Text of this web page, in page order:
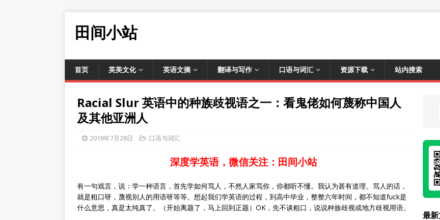
田间小站
首页 英美文化 英语文摘 翻译与写作 口语与词汇 资源下载 站内搜索
Racial Slur 英语中的种族歧视语之一：看鬼佬如何蔑称中国人
及其他亚洲人
2018年7月28日 口语与词汇
深度学英语，微信关注：田间小站
有一句戏言，说：学一种语言，首先学如何骂人，不然人家骂你，你都听不懂。我认为甚有道理。骂人的话，
就是粗口呀，蔑视别人的用语呀等等。想起我们学英语的过程，到高中毕业，整整六年时间，都不知道fuck是
什么意思，真是太纯真了。（开始离题了，马上回到正题）OK，先不谈粗口，说说种族歧视或地方歧视用语。
最